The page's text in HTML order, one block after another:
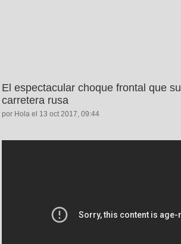
El espectacular choque frontal que
carretera rusa
por Hola el 13 oct 2017, 09:44